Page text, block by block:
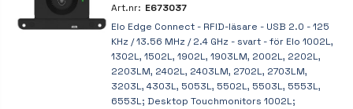
Art.nr: E673037
Elo Edge Connect - RFID-läsare - USB 2.0 - 125
KHz / 13.56 MHz / 2.4 GHz - svart - för Elo 1002L,
1302L, 1502L, 1902L, 1903LM, 2002L, 2202L,
2203LM, 2402L, 2403LM, 2702L, 2703LM,
3203L, 4303L, 5053L, 5502L, 5503L, 5553L,
6553L; Desktop Touchmonitors 1002L;